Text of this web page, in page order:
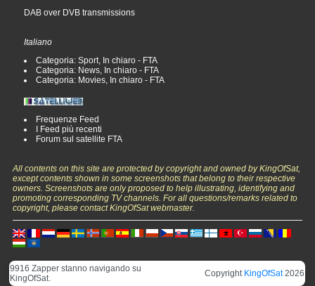
DAB over DVB transmissions
Italiano
Categoria: Sport, In chiaro - FTA
Categoria: News, In chiaro - FTA
Categoria: Movies, In chiaro - FTA
Frequenze Feed
I Feed più recenti
Forum sul satellite FTA
All contents on this site are protected by copyright and owned by KingOfSat,
except contents shown in some screenshots that belong to their respective
owners. Screenshots are only proposed to help illustrating, identifying and
promoting corresponding TV channels. For all questions/remarks related to
copyright, please contact KingOfSat webmaster.
9916 Zapper stanno navigando su
KingOfSat.
Copyright KingOfSat2026